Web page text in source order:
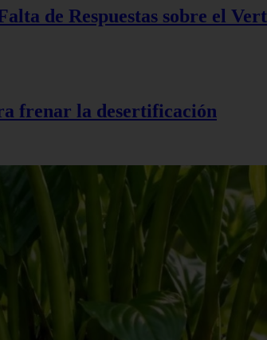
de Respuestas sobre el
frenar la desertificación